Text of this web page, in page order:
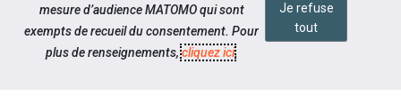
Notre actualité
NOUVELLE CHARTE GRAPHIQUE
mesure d’audience MATOMO qui sont
exempts de recueil du consentement. Pour
plus de renseignements,cliquez ici.
Je refuse
tout